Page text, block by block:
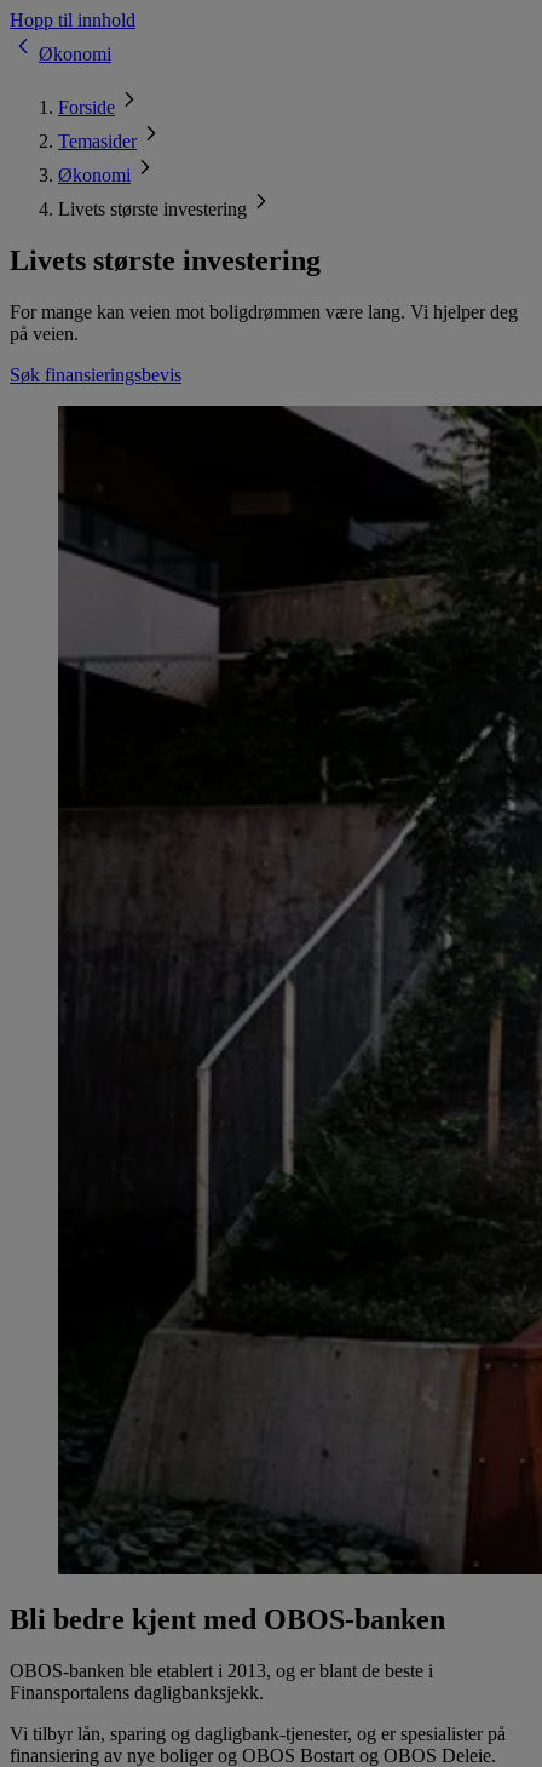
Hopp til innhold
Økonomi
Forside
Temasider
Økonomi
Livets største investering
Livets største investering
For mange kan veien mot boligdrømmen være lang. Vi hjelper deg
på veien.
Søk finansieringsbevis
Bli bedre kjent med OBOS-banken
OBOS-banken ble etablert i 2013, og er blant de beste i
Finansportalens dagligbanksjekk.
Vi tilbyr lån, sparing og dagligbank-tjenester, og er spesialister på
finansiering av nye boliger og OBOS Bostart og OBOS Deleie.